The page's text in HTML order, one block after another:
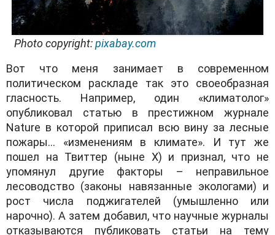
Photo copyright:pixabay.com
Вот что меня занимает в современном
политическом раскладе так это своеобразная
гласность. Например, один «климатолог»
опубликовал статью в престижном журнале
Nature в которой приписал всю вину за лесные
пожары… «изменениям в климате». И тут же
пошел на Твиттер (ныне Х) и признал, что не
упомянул другие факторы – неправильное
лесоводство (законы навязанные экологами) и
рост числа поджигателей (умышленно или
нарочно). А затем добавил, что научные журналы
отказываются публиковать статьи на тему